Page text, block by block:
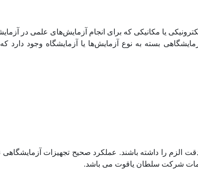
یا مکانیکی که برای انجام آزمایش‌های علمی در
بسته به نوع آزمایش‌ها یا آزمایشگاه وجود دارد
دقت الزم را داشته باشند. عملکرد صحیح تجهیزات
شرکت سلطان یاقوت می باشد.